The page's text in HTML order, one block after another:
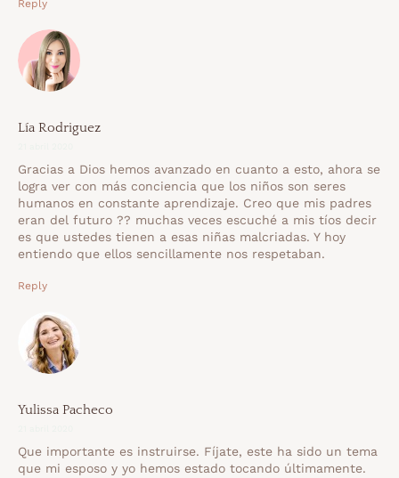
Reply
Lía Rodriguez
Gracias a Dios hemos avanzado en cuanto a esto, ahora se
logra ver con más conciencia que los niños son seres
humanos en constante aprendizaje. Creo que mis padres
eran del futuro ?? muchas veces escuché a mis tíos decir
es que ustedes tienen a esas niñas malcriadas. Y hoy
entiendo que ellos sencillamente nos respetaban.
Reply
Yulissa Pacheco
Que importante es instruirse. Fíjate, este ha sido un tema
que mi esposo y yo hemos estado tocando últimamente.